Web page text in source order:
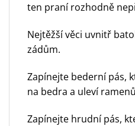
ten praní rozhodně
Nejtěžší věci uvnitř
zádům.
Zapínejte bederní pás,
na bedra a uleví
Zapínejte hrudní pás,